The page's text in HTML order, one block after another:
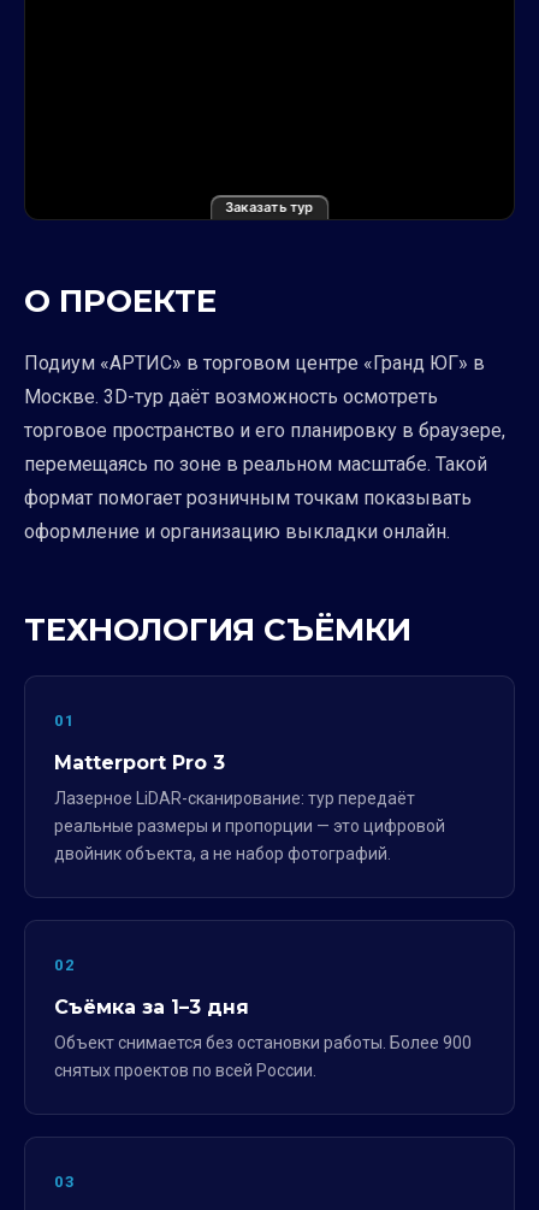
Заказать тур
О ПРОЕКТЕ
Подиум «АРТИС» в торговом центре «Гранд ЮГ» в
Москве. 3D-тур даёт возможность осмотреть
торговое пространство и его планировку в браузере,
перемещаясь по зоне в реальном масштабе. Такой
формат помогает розничным точкам показывать
оформление и организацию выкладки онлайн.
ТЕХНОЛОГИЯ СЪЁМКИ
01
Matterport Pro 3
Лазерное LiDAR-сканирование: тур передаёт
реальные размеры и пропорции — это цифровой
двойник объекта, а не набор фотографий.
02
Съёмка за 1–3 дня
Объект снимается без остановки работы. Более 900
снятых проектов по всей России.
03